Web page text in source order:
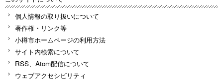
個人情報の取り扱いについて
著作権・リンク等
小樽市ホームページの利用方法
サイト内検索について
RSS、Atom配信について
ウェブアクセシビリティ